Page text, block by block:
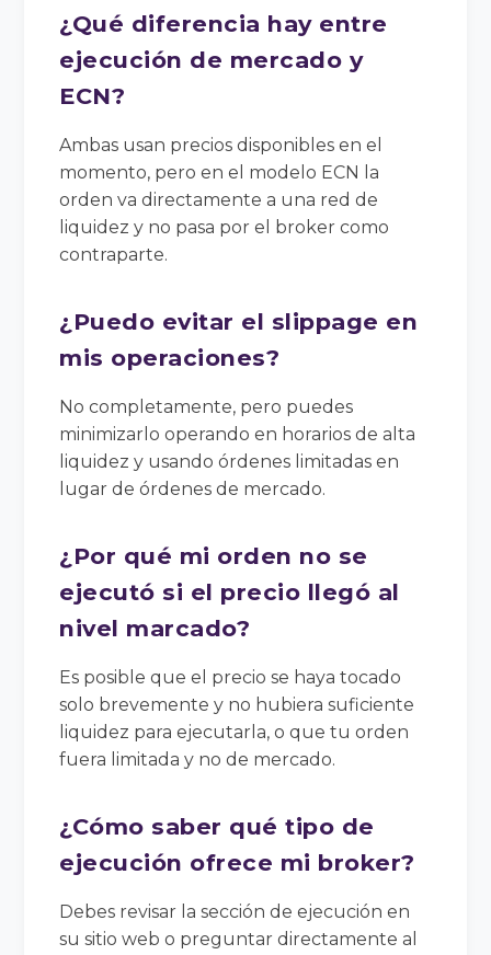
¿Qué diferencia hay entre
ejecución de mercado y
ECN?
Ambas usan precios disponibles en el
momento, pero en el modelo ECN la
orden va directamente a una red de
liquidez y no pasa por el broker como
contraparte.
¿Puedo evitar el slippage en
mis operaciones?
No completamente, pero puedes
minimizarlo operando en horarios de alta
liquidez y usando órdenes limitadas en
lugar de órdenes de mercado.
¿Por qué mi orden no se
ejecutó si el precio llegó al
nivel marcado?
Es posible que el precio se haya tocado
solo brevemente y no hubiera suficiente
liquidez para ejecutarla, o que tu orden
fuera limitada y no de mercado.
¿Cómo saber qué tipo de
ejecución ofrece mi broker?
Debes revisar la sección de ejecución en
su sitio web o preguntar directamente al